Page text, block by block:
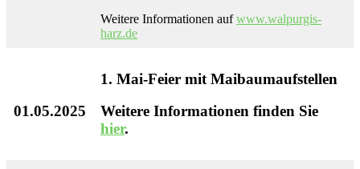
Weitere Informationen aufwww.walpurgis-
harz.de
01.05.2025
1. Mai-Feier mit Maibaumaufstellen
Weitere Informationen finden Sie
hier.